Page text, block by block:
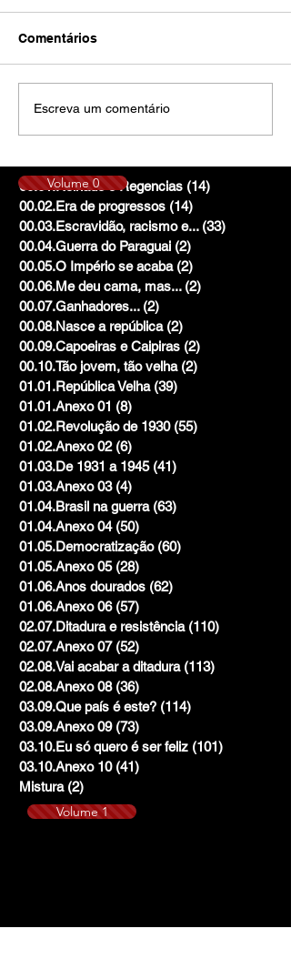
Comentários
Escreva um comentário
00.01.Reinado e Regencias (14)
00.02.Era de progressos (14)
00.03.Escravidão, racismo e... (33)
00.04.Guerra do Paraguai (2)
00.05.O Império se acaba (2)
00.06.Me deu cama, mas... (2)
00.07.Ganhadores... (2)
00.08.Nasce a república (2)
00.09.Capoeiras e Caipiras (2)
00.10.Tão jovem, tão velha (2)
01.01.República Velha (39)
01.01.Anexo 01 (8)
01.02.Revolução de 1930 (55)
01.02.Anexo 02 (6)
01.03.De 1931 a 1945 (41)
01.03.Anexo 03 (4)
01.04.Brasil na guerra (63)
01.04.Anexo 04 (50)
01.05.Democratização (60)
01.05.Anexo 05 (28)
01.06.Anos dourados (62)
01.06.Anexo 06 (57)
02.07.Ditadura e resistência (110)
02.07.Anexo 07 (52)
02.08.Vai acabar a ditadura (113)
02.08.Anexo 08 (36)
03.09.Que país é este? (114)
03.09.Anexo 09 (73)
03.10.Eu só quero é ser feliz (101)
03.10.Anexo 10 (41)
Mistura (2)
Volume 1
Volume 0